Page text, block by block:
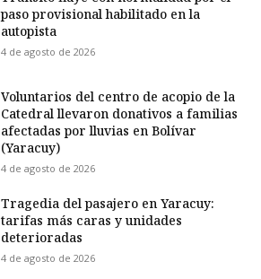
paso provisional habilitado en la
autopista
4 de agosto de 2026
Voluntarios del centro de acopio de la
Catedral llevaron donativos a familias
afectadas por lluvias en Bolívar
(Yaracuy)
4 de agosto de 2026
Tragedia del pasajero en Yaracuy:
tarifas más caras y unidades
deterioradas
4 de agosto de 2026